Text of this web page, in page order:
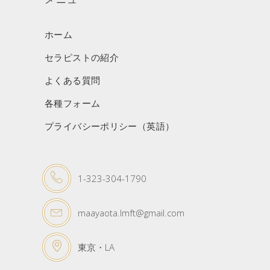
ホーム
セラピストの紹介
よくある質問
各種フォーム
プライバシーポリシー（英語）
1-323-304-1790
maayaota.lmft@gmail.com
東京・LA